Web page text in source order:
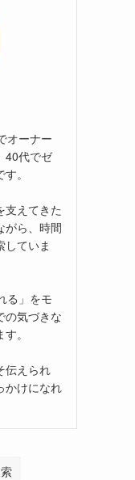
オーナー
40代でゼ
。
支えてきた
がら、時間
していま
る」をモ
の気づきな
。
伝えられ
かけになれ